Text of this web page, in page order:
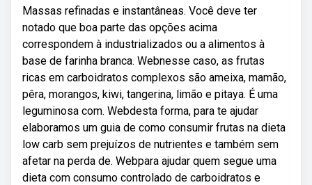
Massas refinadas e instantâneas. Você deve ter
notado que boa parte das opções acima
correspondem à industrializados ou a alimentos à
base de farinha branca. Webnesse caso, as frutas
ricas em carboidratos complexos são ameixa, mamão,
pêra, morangos, kiwi, tangerina, limão e pitaya. É uma
leguminosa com. Webdesta forma, para te ajudar
elaboramos um guia de como consumir frutas na dieta
low carb sem prejuízos de nutrientes e também sem
afetar na perda de. Webpara ajudar quem segue uma
dieta com consumo controlado de carboidratos e